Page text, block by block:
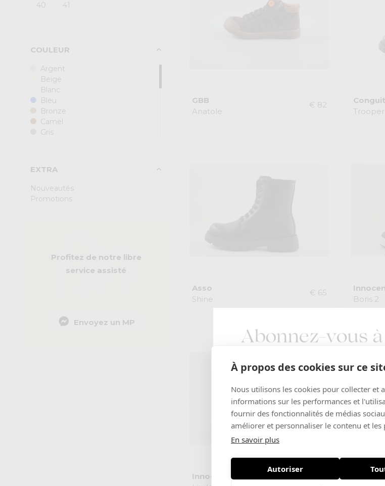
À propos des cookies sur ce
Nous utilisons les cookies pour collecter et
informations sur les performances et
fournir des fonctionnalités de médias
améliorer et personnaliser le contenu et les
En savoir plus
Autoriser
Tommy Hilfiger
40 41
COULEUR
Argent
Beige
Blanc
Bleu
Bronze
Camel
Gris
Leopard
Marron
Multi
Rouge
EXTRA
Nouveautés
Promotions
Profitez de notre libre
service assisté
Envoyez un MP
GBB
Anatole
€ 82
Trooper
Asso
Shine
€ 65
Boris 2
Innocent
€ 94,95
Nouveautés • Offres